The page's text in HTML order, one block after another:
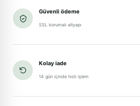
Güvenli ödeme
SSL korumalı altyapı
Kolay iade
14 gün içinde hızlı işlem